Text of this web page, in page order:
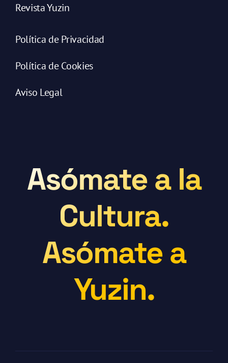
Revista Yuzin
Política de Privacidad
Política de Cookies
Aviso Legal
Asómate a la
Cultura.
Asómate a
Yuzin.